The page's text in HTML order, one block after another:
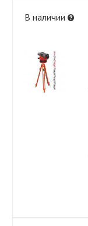
В наличии